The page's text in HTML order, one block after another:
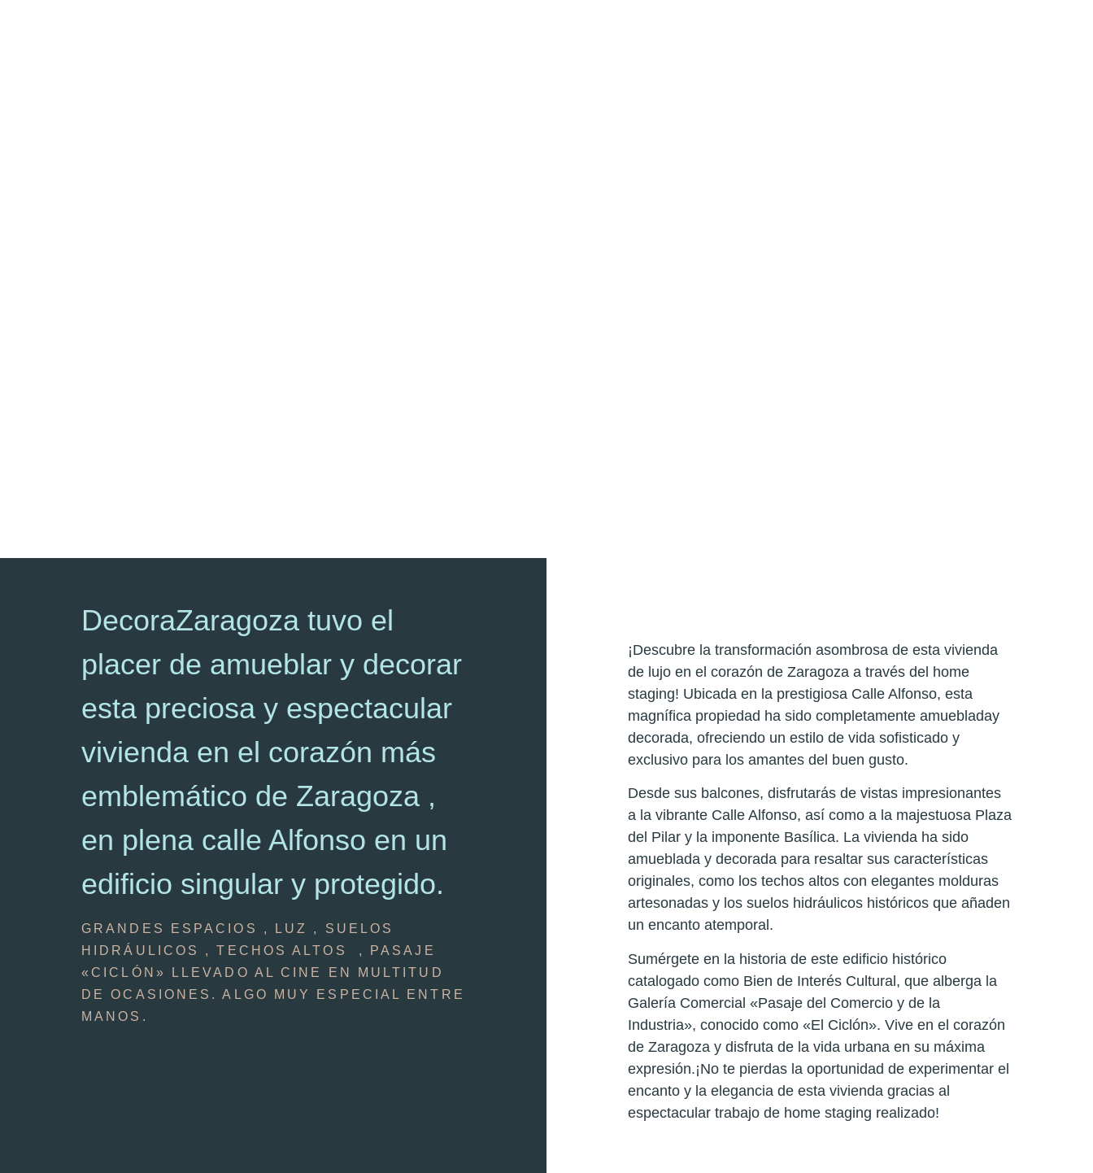
DecoraZaragoza tuvo el
placer de amueblar y decorar
esta preciosa y espectacular
vivienda en el corazón más
emblemático de Zaragoza ,
en plena calle Alfonso en un
edificio singular y protegido.
GRANDES ESPACIOS , LUZ , SUELOS
HIDRÁULICOS , TECHOS ALTOS , PASAJE
«CICLÓN» LLEVADO AL CINE EN MULTITUD
DE OCASIONES. ALGO MUY ESPECIAL ENTRE
MANOS.
¡Descubre la transformación asombrosa de esta vivienda
de lujo en el corazón de Zaragoza a través del home
staging! Ubicada en la prestigiosa Calle Alfonso, esta
magnífica propiedad ha sido completamente amuebladay
decorada, ofreciendo un estilo de vida sofisticado y
exclusivo para los amantes del buen gusto.
Desde sus balcones, disfrutarás de vistas impresionantes
a la vibrante Calle Alfonso, así como a la majestuosa Plaza
del Pilar y la imponente Basílica. La vivienda ha sido
amueblada y decorada para resaltar sus características
originales, como los techos altos con elegantes molduras
artesonadas y los suelos hidráulicos históricos que añaden
un encanto atemporal.
Sumérgete en la historia de este edificio histórico
catalogado como Bien de Interés Cultural, que alberga la
Galería Comercial «Pasaje del Comercio y de la
Industria», conocido como «El Ciclón». Vive en el corazón
de Zaragoza y disfruta de la vida urbana en su máxima
expresión.¡No te pierdas la oportunidad de experimentar el
encanto y la elegancia de esta vivienda gracias al
espectacular trabajo de home staging realizado!